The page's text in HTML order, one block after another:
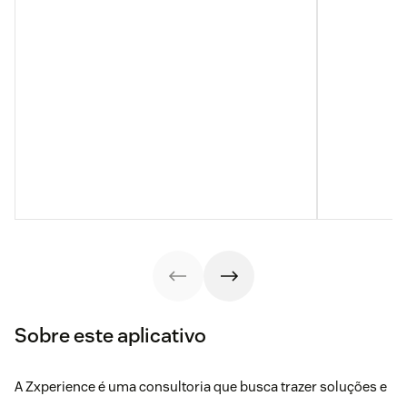
Sobre este aplicativo
A Zxperience é uma consultoria que busca trazer soluções e